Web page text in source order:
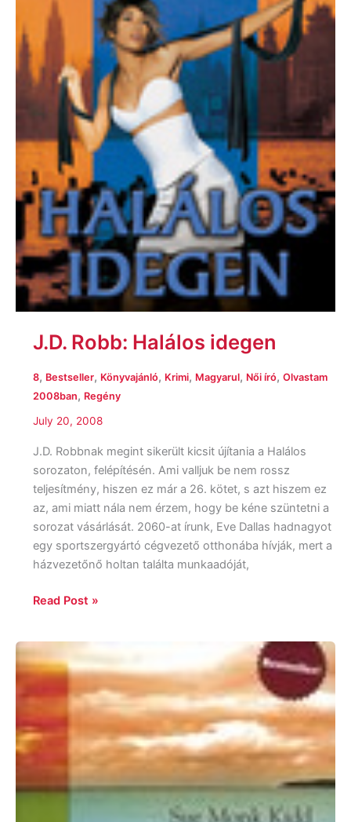
J.D. Robb: Halálos idegen
8, Bestseller, Könyvajánló, Krimi, Magyarul, Női író, Olvastam
2008ban, Regény
July 20, 2008
J.D. Robbnak megint sikerült kicsit újítania a Halálos
sorozaton, felépítésén. Ami valljuk be nem rossz
teljesítmény, hiszen ez már a 26. kötet, s azt hiszem ez
az, ami miatt nála nem érzem, hogy be kéne szüntetni a
sorozat vásárlását. 2060-at írunk, Eve Dallas hadnagyot
egy sportszergyártó cégvezető otthonába hívják, mert a
házvezetőnő holtan találta munkaadóját,
Read Post »
Sue
Monk
sellő
legendája